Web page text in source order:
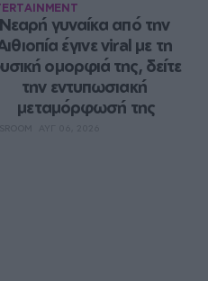
Νεαρή γυναίκα από την
έγινε viral με τη
ομορφιά της, δείτε
την εντυπωσιακή
μεταμόρφωσή της